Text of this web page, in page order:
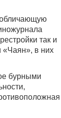
обличающую
так и
«Чаян», в них
бурными